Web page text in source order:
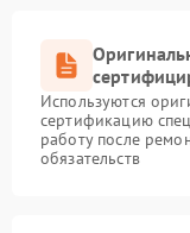
Используются
сертификацию
работу после
обязательств